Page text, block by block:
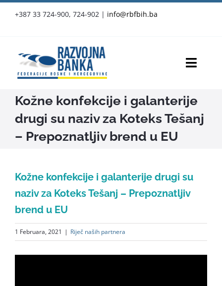
+387 33 724-900, 724-902 | info@rbfbih.ba
RBFBIH
Proizvodi i usluge
Vijesti
Kožne konfekcije i galanterije
drugi su naziv za Koteks Tešanj
– Prepoznatljiv brend u EU
Kožne konfekcije i galanterije drugi su
naziv za Koteks Tešanj – Prepoznatljiv
brend u EU
1 Februara, 2021 | Riječ naših partnera